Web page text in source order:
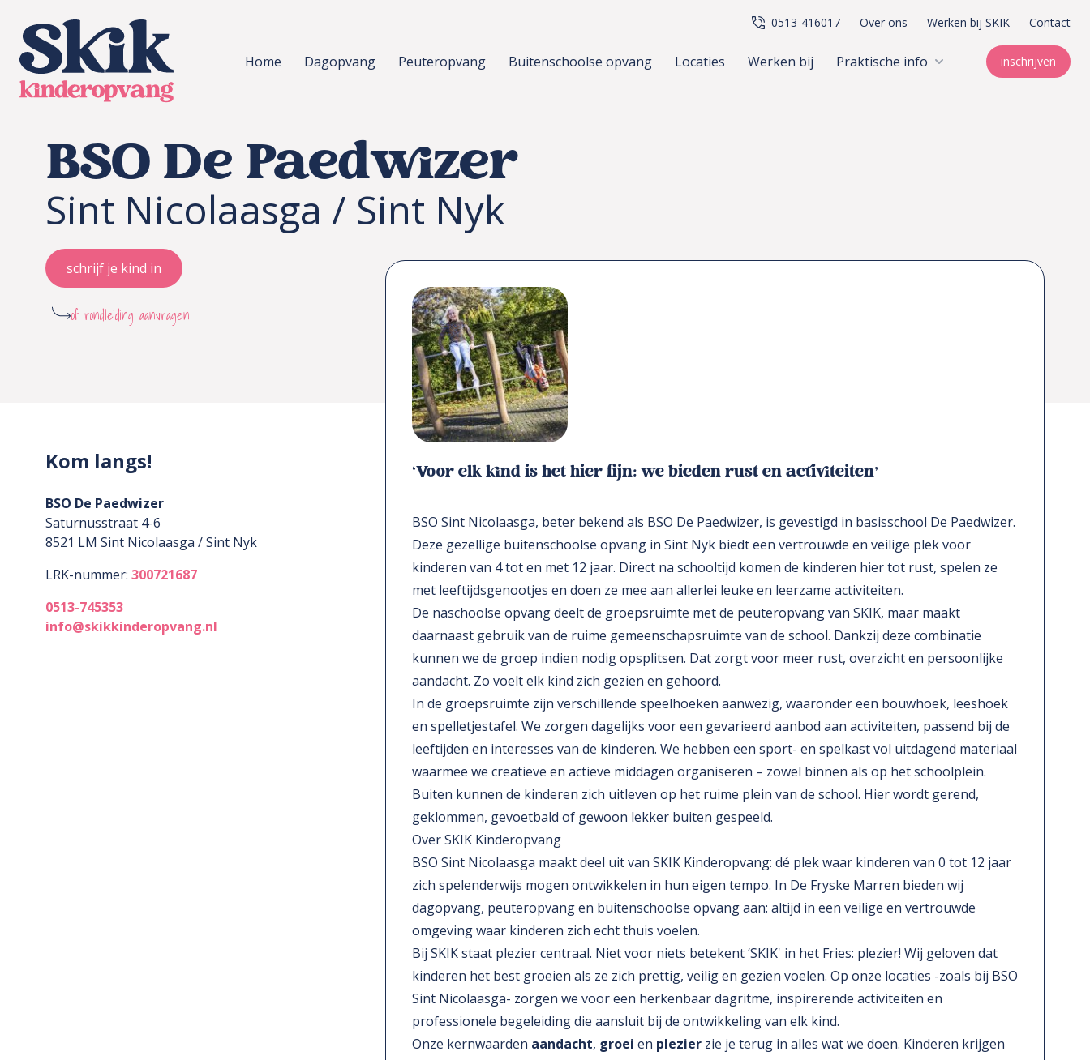
SKIK kinderopvang
Home
Dagopvang Peuteropvang Buitenschoolse opvang Locaties Werken bij Praktische info inschrijven
0513-416017 Over ons Werken bij SKIK Contact
BSO De Paedwizer
Sint Nicolaasga / Sint Nyk
schrijf je kind in
of rondleiding aanvragen
Kom langs!
BSO De Paedwizer
Saturnusstraat 4-6
8521 LM Sint Nicolaasga / Sint Nyk
LRK-nummer: 300721687
0513-745353
info@skikkinderopvang.nl
‘Voor elk kind is het hier fijn: we bieden rust en activiteiten’
BSO Sint Nicolaasga, beter bekend als BSO De Paedwizer, is gevestigd in basisschool De Paedwizer.
Deze gezellige buitenschoolse opvang in Sint Nyk biedt een vertrouwde en veilige plek voor
kinderen van 4 tot en met 12 jaar. Direct na schooltijd komen de kinderen hier tot rust, spelen ze
met leeftijdsgenootjes en doen ze mee aan allerlei leuke en leerzame activiteiten.
De naschoolse opvang deelt de groepsruimte met de peuteropvang van SKIK, maar maakt
daarnaast gebruik van de ruime gemeenschapsruimte van de school. Dankzij deze combinatie
kunnen we de groep indien nodig opsplitsen. Dat zorgt voor meer rust, overzicht en persoonlijke
aandacht. Zo voelt elk kind zich gezien en gehoord.
In de groepsruimte zijn verschillende speelhoeken aanwezig, waaronder een bouwhoek, leeshoek
en spelletjestafel. We zorgen dagelijks voor een gevarieerd aanbod aan activiteiten, passend bij de
leeftijden en interesses van de kinderen. We hebben een sport- en spelkast vol uitdagend materiaal
waarmee we creatieve en actieve middagen organiseren – zowel binnen als op het schoolplein.
Buiten kunnen de kinderen zich uitleven op het ruime plein van de school. Hier wordt gerend,
geklommen, gevoetbald of gewoon lekker buiten gespeeld.
Over SKIK Kinderopvang
BSO Sint Nicolaasga maakt deel uit van SKIK Kinderopvang: dé plek waar kinderen van 0 tot 12 jaar
zich spelenderwijs mogen ontwikkelen in hun eigen tempo. In De Fryske Marren bieden wij
dagopvang, peuteropvang en buitenschoolse opvang aan: altijd in een veilige en vertrouwde
omgeving waar kinderen zich echt thuis voelen.
Bij SKIK staat plezier centraal. Niet voor niets betekent ‘SKIK' in het Fries: plezier! Wij geloven dat
kinderen het best groeien als ze zich prettig, veilig en gezien voelen. Op onze locaties -zoals bij BSO
Sint Nicolaasga- zorgen we voor een herkenbaar dagritme, inspirerende activiteiten en
professionele begeleiding die aansluit bij de ontwikkeling van elk kind.
Onze kernwaarden aandacht, groei en plezierzie je terug in alles wat we doen. Kinderen krijgen